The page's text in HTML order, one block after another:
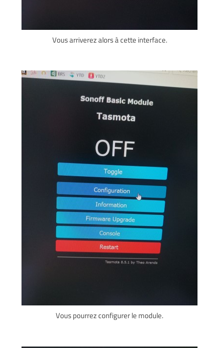
Vous arriverez alors à cette interface.
Vous pourrez configurer le module.